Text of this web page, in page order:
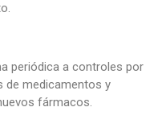
periódica a controles por
de medicamentos y
fármacos.